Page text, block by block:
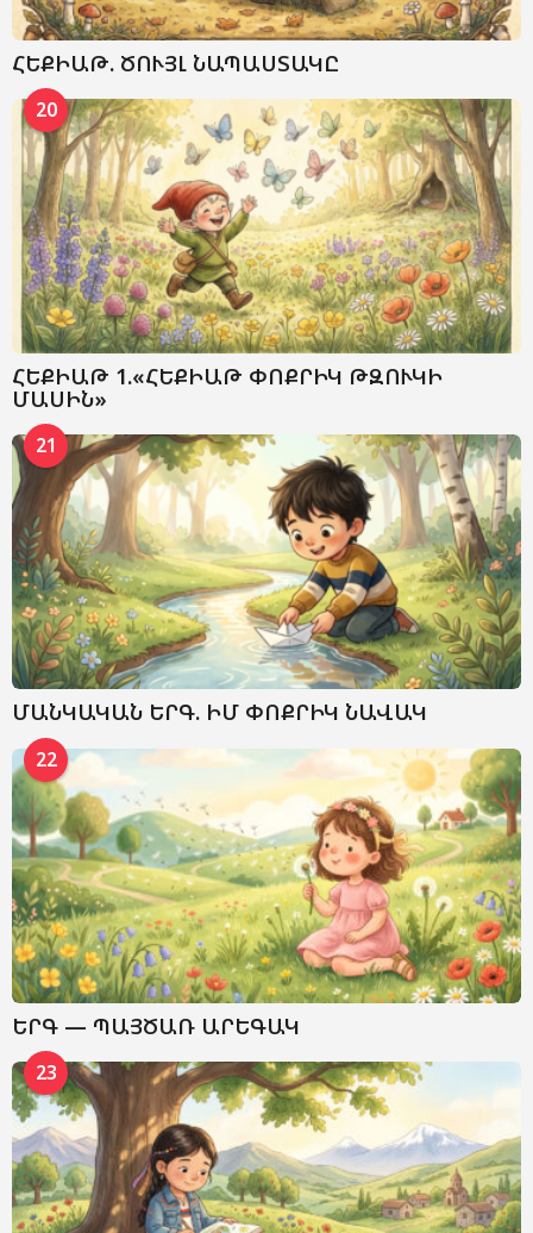
ՀԵՔԻԱԹ. ԾՈՒՅԼ ՆԱՊԱՍՏԱԿԸ
20
ՀԵՔԻԱԹ 1.«ՀԵՔԻԱԹ ՓՈՔՐԻԿ ԹԶՈՒԿԻ
ՄԱՍԻՆ»
21
ՄԱՆԿԱԿԱՆ ԵՐԳ. ԻՄ ՓՈՔՐԻԿ ՆԱՎԱԿ
22
ԵՐԳ — ՊԱՅԾԱՌ ԱՐԵԳԱԿ
23